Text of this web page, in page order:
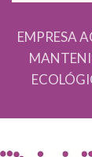
EMPRESA